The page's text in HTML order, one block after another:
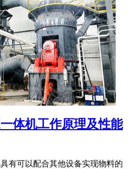
体机工作原理及性能
有可以配合其他设备实现物料的